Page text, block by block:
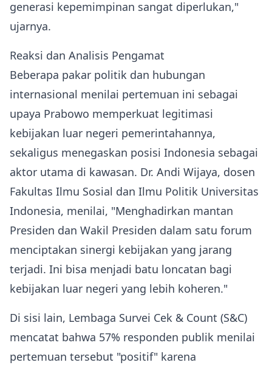
generasi kepemimpinan sangat diperlukan,"
ujarnya.
Reaksi dan Analisis Pengamat
Beberapa pakar politik dan hubungan
internasional menilai pertemuan ini sebagai
upaya Prabowo memperkuat legitimasi
kebijakan luar negeri pemerintahannya,
sekaligus menegaskan posisi Indonesia sebagai
aktor utama di kawasan. Dr. Andi Wijaya, dosen
Fakultas Ilmu Sosial dan Ilmu Politik Universitas
Indonesia, menilai, "Menghadirkan mantan
Presiden dan Wakil Presiden dalam satu forum
menciptakan sinergi kebijakan yang jarang
terjadi. Ini bisa menjadi batu loncatan bagi
kebijakan luar negeri yang lebih koheren."
Di sisi lain, Lembaga Survei Cek & Count (S&C)
mencatat bahwa 57% responden publik menilai
pertemuan tersebut "positif" karena